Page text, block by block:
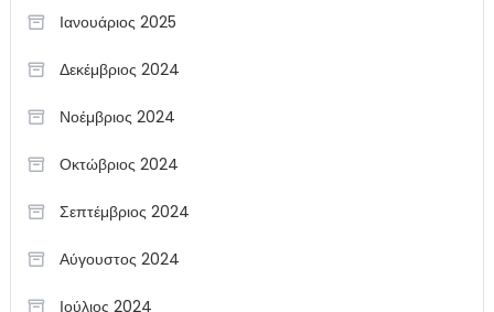
Ιανουάριος 2025
Δεκέμβριος 2024
Νοέμβριος 2024
Οκτώβριος 2024
Σεπτέμβριος 2024
Αύγουστος 2024
Ιούλιος 2024